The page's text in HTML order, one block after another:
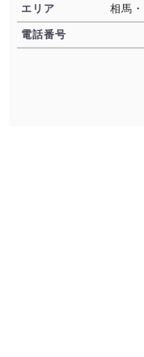
エリア 相馬
電話番号